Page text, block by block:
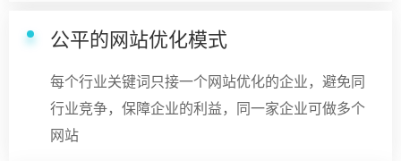
公平的网站优化模式
每个行业关键词只接一个网站优化的企业，避免同
行业竞争，保障企业的利益，同一家企业可做多个
网站